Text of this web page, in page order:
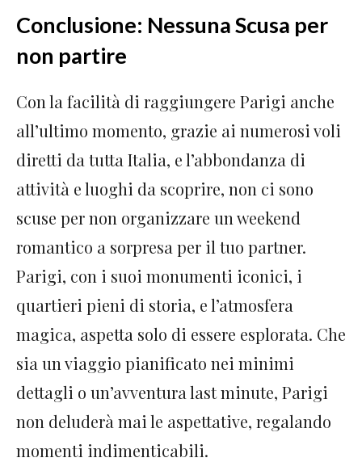
Conclusione: Nessuna Scusa per
non partire
Con la facilità di raggiungere Parigi anche
all’ultimo momento, grazie ai numerosi voli
diretti da tutta Italia, e l’abbondanza di
attività e luoghi da scoprire, non ci sono
scuse per non organizzare un weekend
romantico a sorpresa per il tuo partner.
Parigi, con i suoi monumenti iconici, i
quartieri pieni di storia, e l’atmosfera
magica, aspetta solo di essere esplorata. Che
sia un viaggio pianificato nei minimi
dettagli o un’avventura last minute, Parigi
non deluderà mai le aspettative, regalando
momenti indimenticabili.